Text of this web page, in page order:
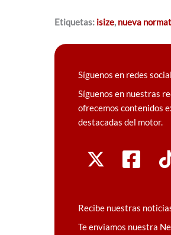
Etiquetas: isize, nueva
Síguenos en redes
Síguenos en nuestras
ofrecemos contenidos
destacadas del motor.
Recibe nuestras
Te enviamos nuestra